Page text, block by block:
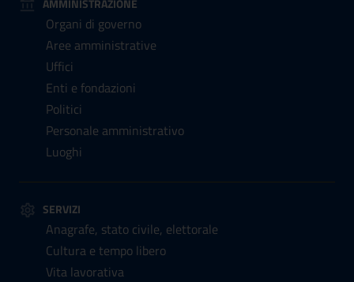
Organi di governo
Aree amministrative
Uffici
Enti e fondazioni
Politici
Personale amministrativo
Luoghi
SERVIZI
Anagrafe, stato civile, elettorale
Cultura e tempo libero
Vita lavorativa